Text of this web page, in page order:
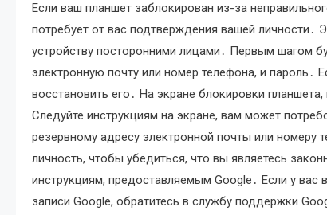
Если ваш планшет заблокирован из-за
потребует от вас подтверждения вашей
устройству посторонними лицами․ Первым шагом
электронную почту или номер телефона, и
восстановить его․ На экране блокировки
Следуйте инструкциям на экране, вам может
резервному адресу электронной почты или номеру
личность, чтобы убедиться, что вы являетесь
инструкциям, предоставляемым Google․ Если у вас
записи Google, обратитесь в службу поддержки